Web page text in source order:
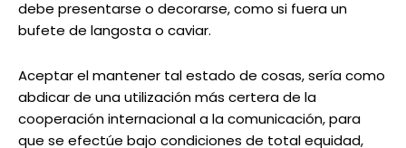
debe presentarse o decorarse, como si fuera un
bufete de langosta o caviar.
Aceptar el mantener tal estado de cosas, sería como
abdicar de una utilización más certera de la
cooperación internacional a la comunicación, para
que se efectúe bajo condiciones de total equidad,